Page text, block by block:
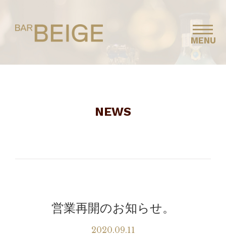
MENU
NEWS
営業再開のお知らせ。
2020.09.11